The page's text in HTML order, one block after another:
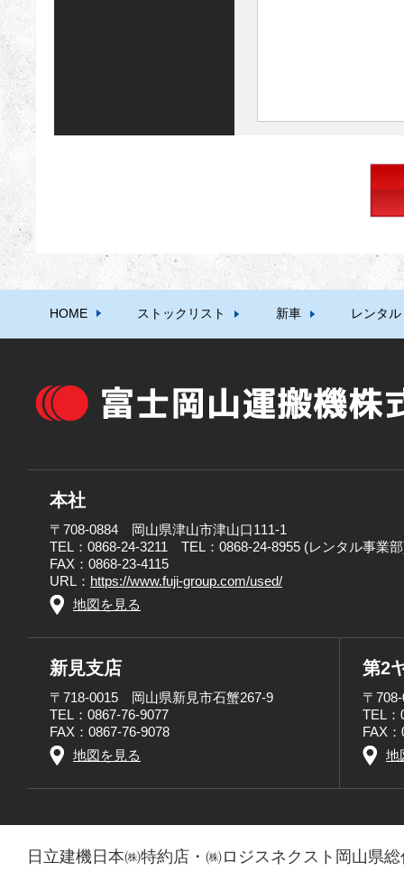
HOME ストックリスト 新車 レンタル
本社
〒708-0884 岡山県津山市津山口111-1
TEL：0868-24-3211 TEL：0868-24-8955 (レンタル事業
FAX：0868-23-4115
URL： https://www.fuji-group.com/used/
地図を見る
新見支店
〒718-0015 岡山県新見市石蟹267-9
TEL：0867-76-9077
FAX：0867-76-9078
地図を見る
第2
〒
TEL：
FAX
地
日立建機日本㈱特約店・㈱ロジスネクスト岡山県